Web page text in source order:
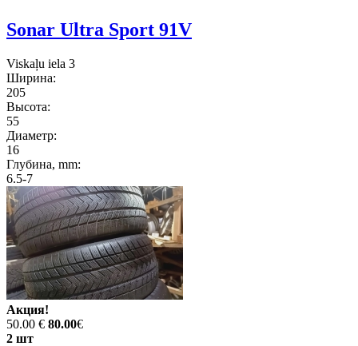
Sonar Ultra Sport 91V
Viskaļu iela 3
Ширина:
205
Высота:
55
Диаметр:
16
Глубина, mm:
6.5-7
Акция!
50.00 € 80.00€
2 шт